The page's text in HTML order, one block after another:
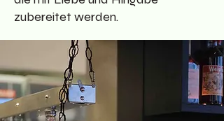
zubereitet werden.